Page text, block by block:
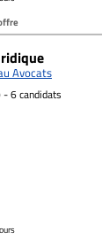
Avocats
- 6 candidats